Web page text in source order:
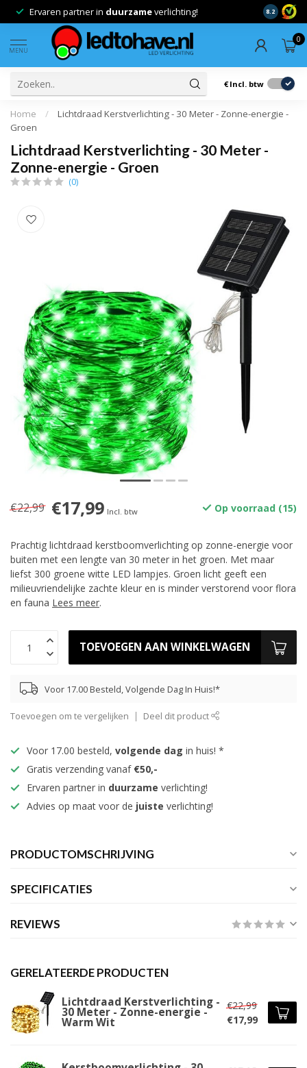
Ervaren partner in duurzameverlichting! Advies op
8.2
MENU
0
€ Incl. btw
Home /
Lichtdraad Kerstverlichting - 30 Meter - Zonne-energie -
Groen
Lichtdraad Kerstverlichting - 30 Meter -
Zonne-energie - Groen
(0)
€22,99 €17,99 Incl. btw Op voorraad (15)
Prachtig lichtdraad kerstboomverlichting op zonne-energie voor
buiten met een lengte van 30 meter in het groen. Met maar
liefst 300 groene witte LED lampjes. Groen licht geeft een
milieuvriendelijke zachte kleur en is minder verstorend voor flora
en fauna Lees meer.
TOEVOEGEN AAN WINKELWAGEN
Voor 17.00 Besteld, Volgende Dag In Huis!*
Toevoegen om te vergelijken Deel dit product
Voor 17.00 besteld, volgende dag in huis! *
Gratis verzending vanaf €50,-
Ervaren partner in duurzame verlichting!
Advies op maat voor de juiste verlichting!
PRODUCTOMSCHRIJVING
SPECIFICATIES
REVIEWS
GERELATEERDE PRODUCTEN
Lichtdraad Kerstverlichting -
30 Meter - Zonne-energie -
Warm Wit
€22,99
€17,99